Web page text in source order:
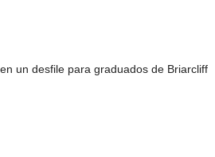
un desfile para graduados de Briarcliff